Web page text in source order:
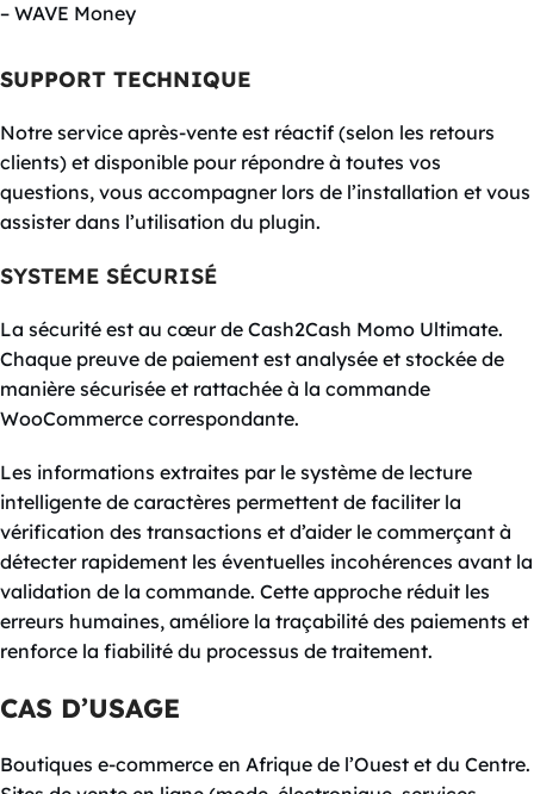
– WAVE Money
SUPPORT TECHNIQUE
Notre service après-vente est réactif (selon les retours
clients) et disponible pour répondre à toutes vos
questions, vous accompagner lors de l’installation et vous
assister dans l’utilisation du plugin.
SYSTEME SÉCURISÉ
La sécurité est au cœur de Cash2Cash Momo Ultimate.
Chaque preuve de paiement est analysée et stockée de
manière sécurisée et rattachée à la commande
WooCommerce correspondante.
Les informations extraites par le système de lecture
intelligente de caractères permettent de faciliter la
vérification des transactions et d’aider le commerçant à
détecter rapidement les éventuelles incohérences avant la
validation de la commande. Cette approche réduit les
erreurs humaines, améliore la traçabilité des paiements et
renforce la fiabilité du processus de traitement.
CAS D’USAGE
Boutiques e-commerce en Afrique de l’Ouest et du Centre.